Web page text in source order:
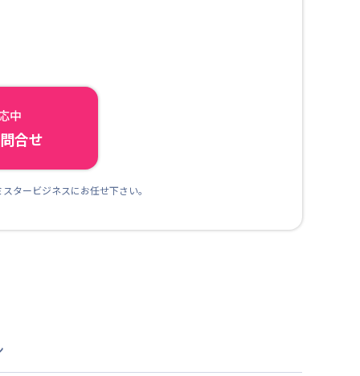
中
合せ
タービジネスにお任せ下さい。